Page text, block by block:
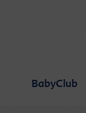
BabyClub